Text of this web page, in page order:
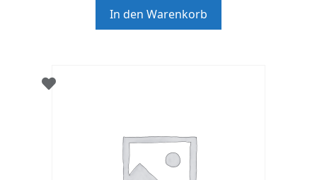
o
f
5
In den Warenkorb